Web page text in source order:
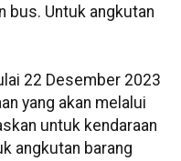
bus. Untuk angkutan
22 Desember 2023
yang akan melalui
untuk kendaraan
angkutan barang